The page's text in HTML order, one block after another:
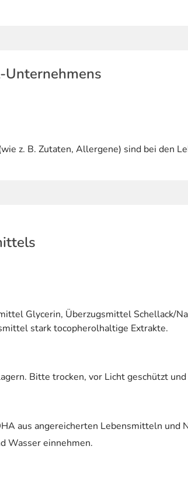
Unternehmens
z. B. Zutaten, Allergene) sind bei den
Glycerin, Überzugsmittel Schellack/
stark tocopherolhaltige Extrakte.
Bitte trocken, vor Licht geschützt
aus angereicherten Lebensmitteln
Wasser einnehmen.